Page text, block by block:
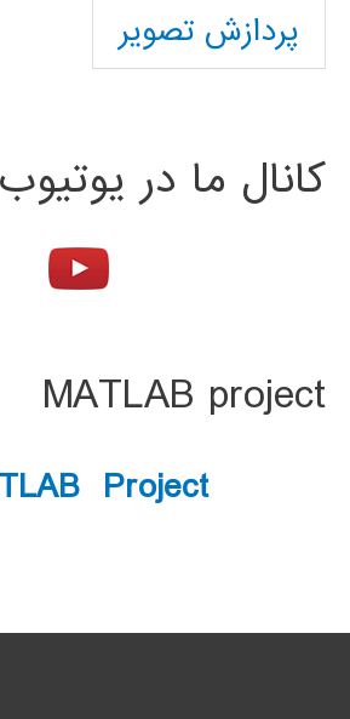
پردازش تصویر
کانال ما در یوتیوب
MATLAB project
Project